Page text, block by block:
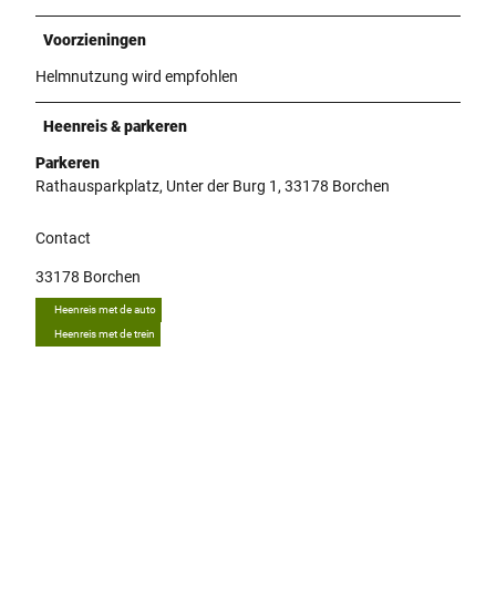
Voorzieningen
Helmnutzung wird empfohlen
Heenreis & parkeren
Parkeren
Rathausparkplatz, Unter der Burg 1, 33178 Borchen
Contact
33178 Borchen
Heenreis met de auto
Heenreis met de trein